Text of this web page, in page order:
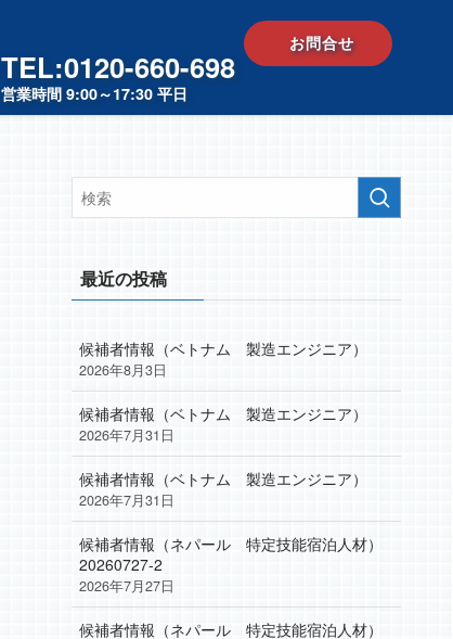
TEL:0120-660-698
営業時間 9:00～17:30 平日
お問合せ
最近の投稿
候補者情報（ベトナム 製造エンジニア）
2026年8月3日
候補者情報（ベトナム 製造エンジニア）
2026年7月31日
候補者情報（ベトナム 製造エンジニア）
2026年7月31日
候補者情報（ネパール 特定技能宿泊人材）
20260727-2
2026年7月27日
候補者情報（ネパール 特定技能宿泊人材）